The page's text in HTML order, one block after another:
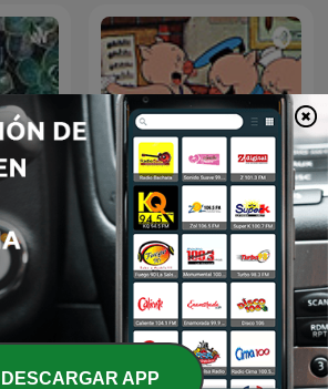
Os Três Porquinhos
DESCARGAR APP